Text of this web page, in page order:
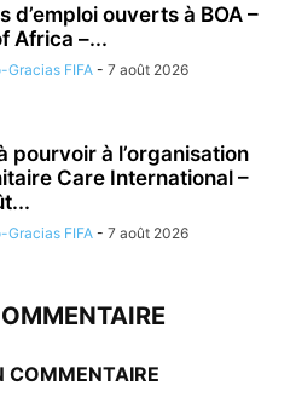
d’emploi ouverts à BOA –
Africa –...
Gracias FIFA - 7 août 2026
pourvoir à l’organisation
Care International –
Gracias FIFA - 7 août 2026
COMMENTAIRE